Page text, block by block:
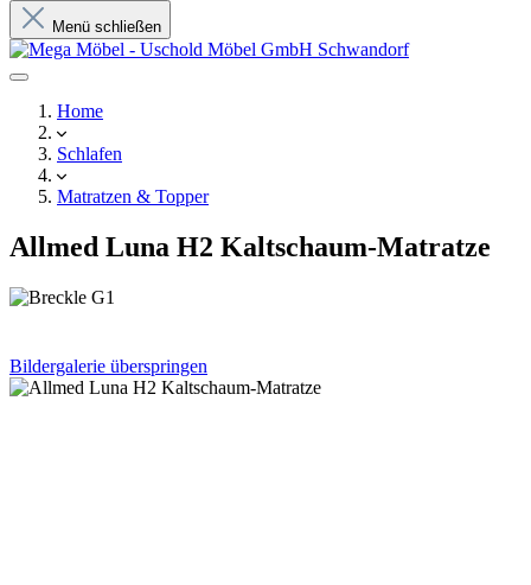
Menü schließen
Home
Schlafen
Matratzen & Topper
Allmed Luna H2 Kaltschaum-Matratze
Bildergalerie überspringen